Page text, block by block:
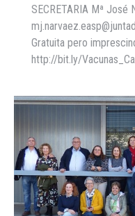
SECRETARIA Mª José
Gratuita pero
http://bit.ly/